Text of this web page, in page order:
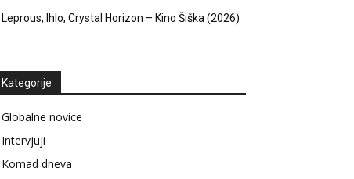
Leprous, Ihlo, Crystal Horizon – Kino Šiška (2026)
Kategorije
Globalne novice
Intervjuji
Komad dneva